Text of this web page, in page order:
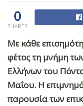
0
SHARES
Με κάθε
φέτος τη μνήμη
Ελλήνων του
Μαΐου. H
παρουσία των